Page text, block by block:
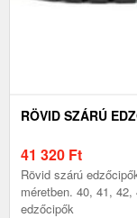
RÖVID SZÁRÚ
41 320 Ft
Rövid szárú
méretben. 40, 41,
edzőcipők